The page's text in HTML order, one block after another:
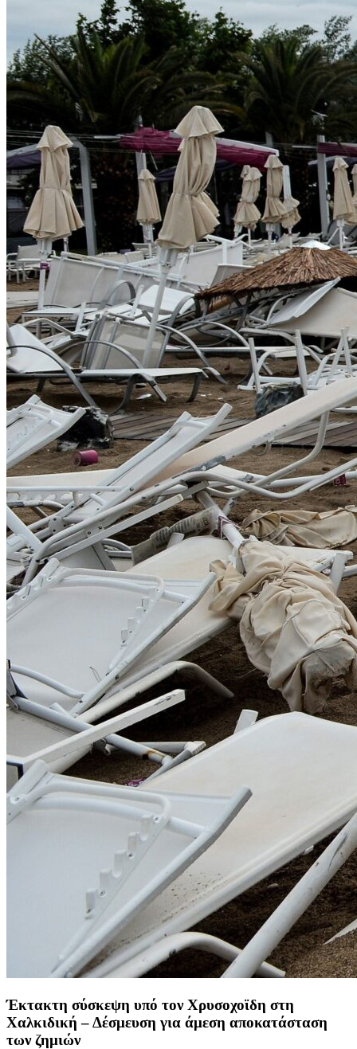
Έκτακτη σύσκεψη υπό τον Χρυσοχοϊδη στη
Χαλκιδική – Δέσμευση για άμεση αποκατάσταση
των ζημιών